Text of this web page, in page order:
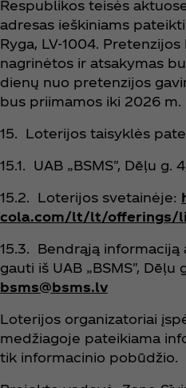
Respublikos teisės
adresas ieškiniams
Ryga, LV-1004.
nagrinėtos ir atsakymas
dienų nuo pretenzijos
bus priimamos iki 2026 m.
15. Loterijos taisyklės
15.1. UAB „BSMS", Dēļu g.
15.2. Loterijos svetainėje:
cola.com/lt/lt/offerings/
15.3. Bendrąją
gauti iš UAB „BSMS", Dēļu
bsms@bsms.lv
Loterijos organizatoriai
medžiagoje pateikiama
tik informacinio pobūdžio.